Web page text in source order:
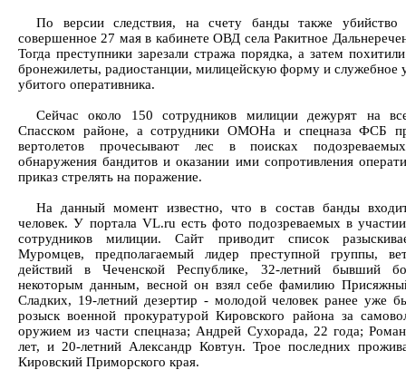
По версии следствия, на счету банды также убийство
совершенное 27 мая в кабинете ОВД села Ракитное
Тогда преступники зарезали стража порядка, а затем
бронежилеты, радиостанции, милицейскую форму и служебное
убитого оперативника.
Сейчас около 150 сотрудников милиции дежурят на
Спасском районе, а сотрудники ОМОНа и спецназа ФСБ
вертолетов прочесывают лес в поисках
обнаружения бандитов и оказании ими сопротивления
приказ стрелять на поражение.
На данный момент известно, что в состав банды
человек. У портала VL.ru есть фото подозреваемых в
сотрудников милиции. Сайт приводит список
Муромцев, предполагаемый лидер преступной группы,
действий в Чеченской Республике, 32-летний бывший
некоторым данным, весной он взял себе фамилию
Сладких, 19-летний дезертир - молодой человек ранее уже
розыск военной прокуратурой Кировского района за
оружием из части спецназа; Андрей Сухорада, 22 года;
лет, и 20-летний Александр Ковтун. Трое последних
Кировский Приморского края.